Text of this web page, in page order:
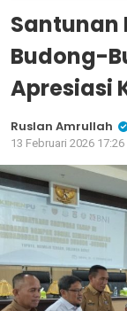
Santunan
Budong-
Apresiasi
Ruslan Amrullah
13 Februari 2026 17:26